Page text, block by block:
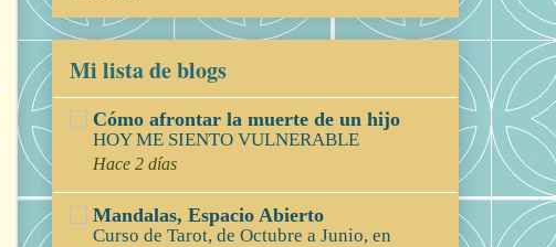
Mi lista de blogs
Cómo afrontar la muerte de un hijo
HOY ME SIENTO VULNERABLE
Hace 2 días
Mandalas, Espacio Abierto
Curso de Tarot, de Octubre a Junio, en